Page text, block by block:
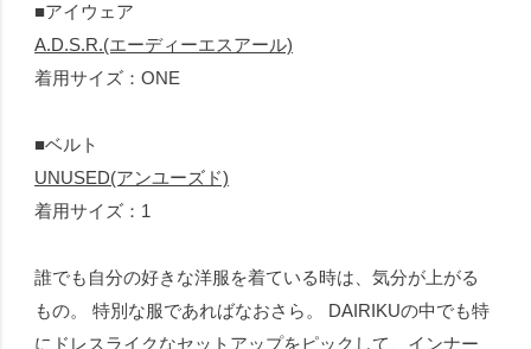
■アイウェア
A.D.S.R.(エーディーエスアール)
着用サイズ：ONE
■ベルト
UNUSED(アンユーズド)
着用サイズ：1
誰でも自分の好きな洋服を着ている時は、気分が上がる
もの。 特別な服であればなおさら。 DAIRIKUの中でも特
にドレスライクなセットアップをピックして、インナー